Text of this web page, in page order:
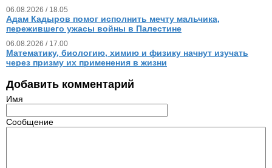
06.08.2026 / 18.05
Адам Кадыров помог исполнить мечту мальчика,
пережившего ужасы войны в Палестине
06.08.2026 / 17.00
Математику, биологию, химию и физику начнут изучать
через призму их применения в жизни
Добавить комментарий
Имя
Сообщение